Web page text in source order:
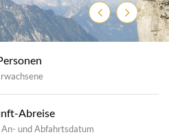
Previous
Next
Abreise
und Abfahrtsdatum